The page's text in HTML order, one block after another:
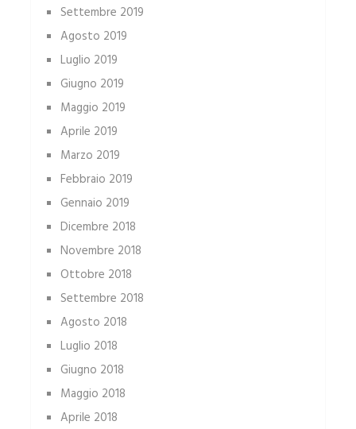
Settembre 2019
Agosto 2019
Luglio 2019
Giugno 2019
Maggio 2019
Aprile 2019
Marzo 2019
Febbraio 2019
Gennaio 2019
Dicembre 2018
Novembre 2018
Ottobre 2018
Settembre 2018
Agosto 2018
Luglio 2018
Giugno 2018
Maggio 2018
Aprile 2018